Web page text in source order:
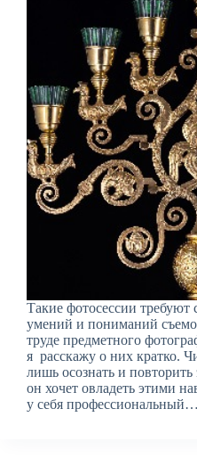
Такие фотосессии требуют
умений и пониманий
труде предметного
я расскажу о них кратко.
лишь осознать и повторить
он хочет овладеть этими
у себя профессиональный…